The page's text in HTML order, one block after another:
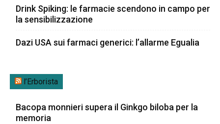
Drink Spiking: le farmacie scendono in campo per
la sensibilizzazione
Dazi USA sui farmaci generici: l’allarme Egualia
l’Erborista
Bacopa monnieri supera il Ginkgo biloba per la
memoria